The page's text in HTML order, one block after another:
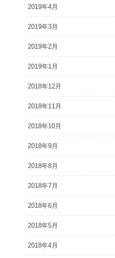
2019年4月
2019年3月
2019年2月
2019年1月
2018年12月
2018年11月
2018年10月
2018年9月
2018年8月
2018年7月
2018年6月
2018年5月
2018年4月